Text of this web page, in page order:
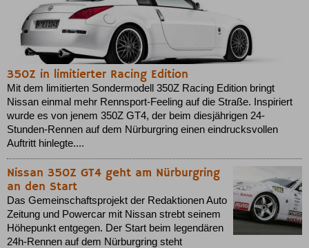
350Z in limitierter Racing Edition
Mit dem limitierten Sondermodell 350Z Racing Edition bringt
Nissan einmal mehr Rennsport-Feeling auf die Straße. Inspiriert
wurde es von jenem 350Z GT4, der beim diesjährigen 24-
Stunden-Rennen auf dem Nürburgring einen eindrucksvollen
Auftritt hinlegte....
Nissan 350Z GT4 geht am Nürburgring
an den Start
Das Gemeinschaftsprojekt der Redaktionen Auto
Zeitung und Powercar mit Nissan strebt seinem
Höhepunkt entgegen. Der Start beim legendären
24h-Rennen auf dem Nürburgring steht